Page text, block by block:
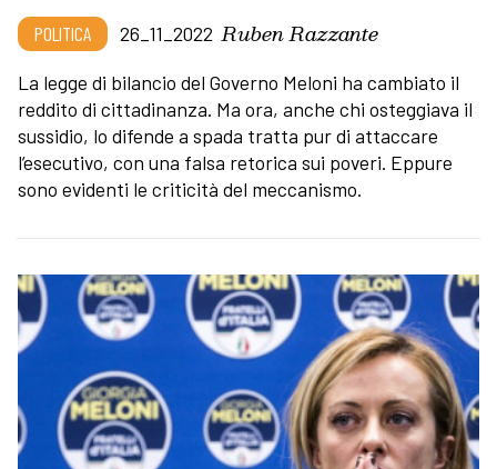
POLITICA 26_11_2022 Ruben Razzante
La legge di bilancio del Governo Meloni ha cambiato il
reddito di cittadinanza. Ma ora, anche chi osteggiava il
sussidio, lo difende a spada tratta pur di attaccare
l’esecutivo, con una falsa retorica sui poveri. Eppure
sono evidenti le criticità del meccanismo.